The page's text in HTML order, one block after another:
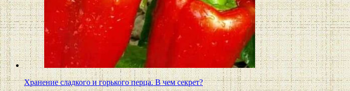
Хранение сладкого и горького перца. В чем секрет?